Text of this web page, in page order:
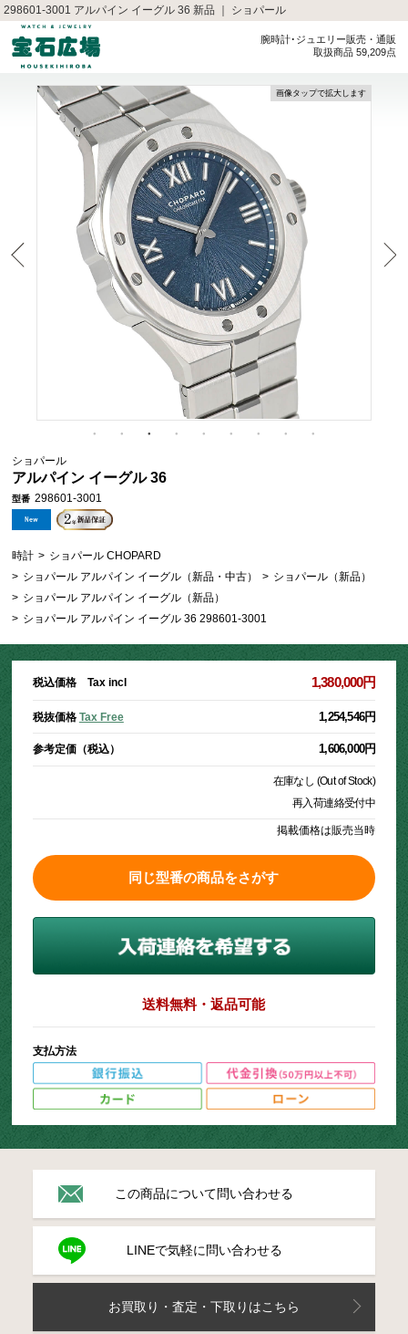
298601-3001 アルパイン イーグル 36 新品 ｜ ショパール
腕時計･ジュエリー販売・通販
取扱商品 59,209点
画像タップで拡大します
ショパール
アルパイン イーグル 36
型番 298601-3001
時計 > ショパール CHOPARD
> ショパール アルパイン イーグル（新品・中古） > ショパール（新品）
> ショパール アルパイン イーグル（新品）
> ショパール アルパイン イーグル 36 298601-3001
税込価格 Tax incl 1,380,000円
税抜価格 Tax Free 1,254,546円
参考定価（税込） 1,606,000円
在庫なし (Out of Stock)
再入荷連絡受付中
掲載価格は販売当時
同じ型番の商品をさがす
送料無料・返品可能
支払方法
この商品について問い合わせる
LINEで気軽に問い合わせる
お買取り・査定・下取りはこちら